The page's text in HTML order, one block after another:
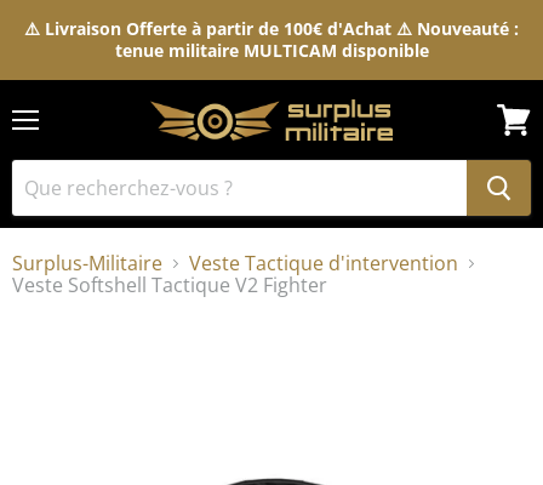
⚠️ Livraison Offerte à partir de 100€ d'Achat ⚠️ Nouveauté :
tenue militaire MULTICAM disponible
le
Surplus-Militaire
Veste Tactique d'intervention
Veste Softshell Tactique V2 Fighter